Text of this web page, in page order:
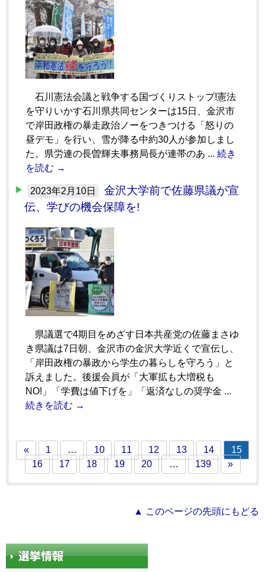
石川憲法会議と戦争する国づくりストップ!憲法
を守りいかす石川県共同センターは15日、金沢市
で岸田政権の暴走政治ノーをつきつける「怒りの
昼デモ」を行い、雪が降る中約30人が参加しまし
た。県労連の長曽輝夫事務局長が連帯のあ ... 続き
を読む →
2023年2月10日
金沢大学前で佐藤県議が宣
伝、学びの機会保障を!
県議選で4期目をめざす日本共産党の佐藤まさゆ
き県議は7日朝、金沢市の金沢大学近くで宣伝し、
「岸田政権の暴政から学生の暮らしを守ろう」と
訴えました。後援会員が「大軍拡も大増税も
NO!」「学費は値下げを」「返済なしの奨学金 ...
続きを読む →
« 1 … 10 11 12 13 14
15
16
17 18 19 20 … 139 »
▲ このページの先頭にもどる